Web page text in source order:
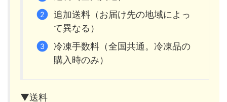
追加送料（お届け先の地域によっ
て異なる）
冷凍手数料（全国共通。冷凍品の
購入時のみ）
▼送料